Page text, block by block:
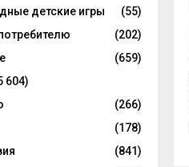
детские игры
(55)
(202)
(659)
604)
(266)
(178)
(841)